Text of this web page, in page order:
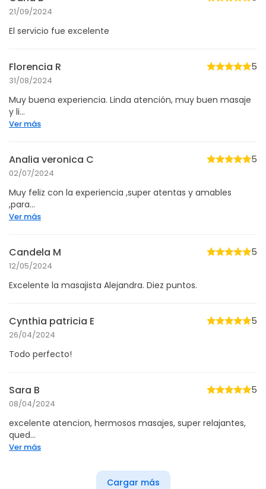
21/09/2024
El servicio fue excelente
Florencia R
31/08/2024
5
Muy buena experiencia. Linda atención, muy buen masaje
y li...
Ver más
Analia veronica C
02/07/2024
5
Muy feliz con la experiencia ,super atentas y amables
,para...
Ver más
Candela M
12/05/2024
5
Excelente la masajista Alejandra. Diez puntos.
Cynthia patricia E
26/04/2024
5
Todo perfecto!
Sara B
08/04/2024
5
excelente atencion, hermosos masajes, super relajantes,
qued...
Ver más
Cargar más